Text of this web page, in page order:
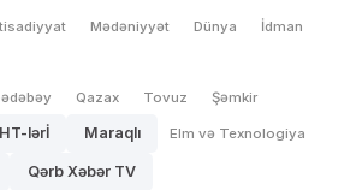
Mədəniyyət Dünya İdman
Qazax Tovuz Şəmkir
lərİ Maraqlı Elm və Texnologiya
Qərb Xəbər TV